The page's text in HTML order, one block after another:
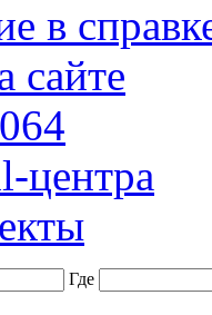
в
сайте
центра
Где